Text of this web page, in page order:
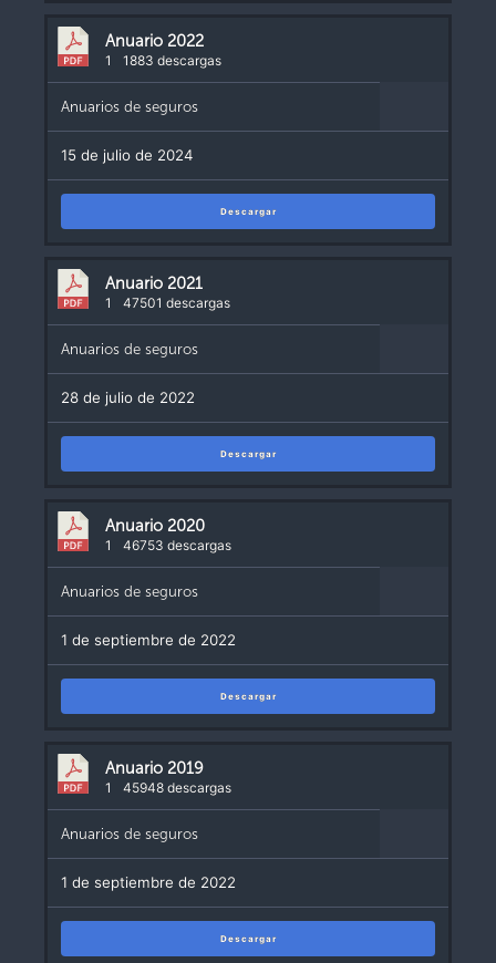
Anuario 2022
1 1883 descargas
Anuarios de seguros
15 de julio de 2024
Descargar
Anuario 2021
1 47501 descargas
Anuarios de seguros
28 de julio de 2022
Descargar
Anuario 2020
1 46753 descargas
Anuarios de seguros
1 de septiembre de 2022
Descargar
Anuario 2019
1 45948 descargas
Anuarios de seguros
1 de septiembre de 2022
Descargar